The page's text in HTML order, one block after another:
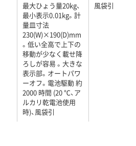
最大ひょう量20kg、
最小表示0.01kg。計
量皿寸法
230(W)×190(D)mm
。低い全高で上下の
移動が少なく載せ降
ろしが容易 。大きな
表示部。オートパワ
ーオフ。電池駆動 約
2000 時間 (20 ℃、ア
ルカリ乾電池使用
時)、風袋引
風袋引